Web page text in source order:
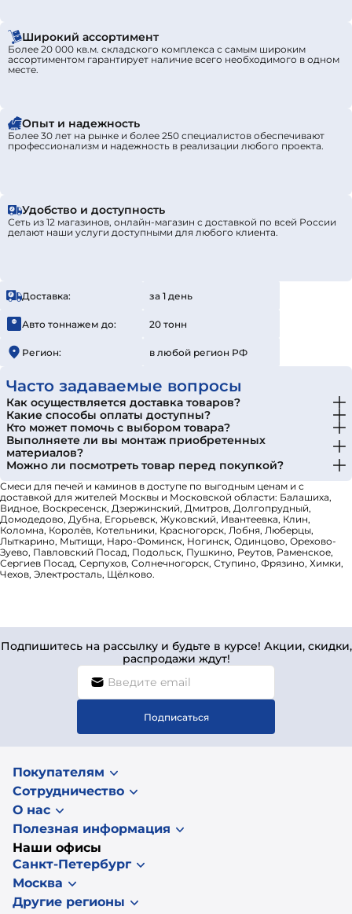
Широкий ассортимент
Более 20 000 кв.м. складского комплекса с самым широким
ассортиментом гарантирует наличие всего необходимого в одном
месте.
Опыт и надежность
Более 30 лет на рынке и более 250 специалистов обеспечивают
профессионализм и надежность в реализации любого проекта.
Удобство и доступность
Сеть из 12 магазинов, онлайн-магазин с доставкой по всей России
делают наши услуги доступными для любого клиента.
Доставка: за 1 день
Авто тоннажем до: 20 тонн
Регион: в любой регион РФ
Часто задаваемые вопросы
Как осуществляется доставка товаров?
Какие способы оплаты доступны?
Кто может помочь с выбором товара?
Выполняете ли вы монтаж приобретенных
материалов?
Можно ли посмотреть товар перед покупкой?
Смеси для печей и каминов в доступе по выгодным ценам и с
доставкой для жителей Москвы и Московской области: Балашиха,
Видное, Воскресенск, Дзержинский, Дмитров, Долгопрудный,
Домодедово, Дубна, Егорьевск, Жуковский, Ивантеевка, Клин,
Коломна, Королёв, Котельники, Красногорск, Лобня, Люберцы,
Лыткарино, Мытищи, Наро-Фоминск, Ногинск, Одинцово, Орехово-
Зуево, Павловский Посад, Подольск, Пушкино, Реутов, Раменское,
Сергиев Посад, Серпухов, Солнечногорск, Ступино, Фрязино, Химки,
Чехов, Электросталь, Щёлково.
Подпишитесь на рассылку и будьте в курсе! Акции, скидки,
распродажи ждут!
Подписаться
Покупателям
Сотрудничество
О нас
Полезная информация
Наши офисы
Санкт-Петербург
Москва
Другие регионы